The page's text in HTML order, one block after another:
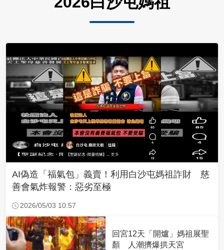
AI偽造「福氣包」義賣！利用白沙屯媽祖詐財 慈
善會氣炸報警：惡劣至極
2026/05/03 10:57
回宮12天「開爐」媽祖展聖
顏 人潮擠爆拱天宮